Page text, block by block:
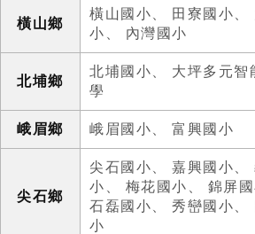
橫山鄉
橫山國小 田寮國小
小
內灣國小
北埔鄉
北埔國小
大坪多元智
學
峨眉鄉 峨眉國小 富興國小
尖石鄉
尖石國小 嘉興國小
小
梅花國小 錦屏
石磊國小
秀巒國小
小